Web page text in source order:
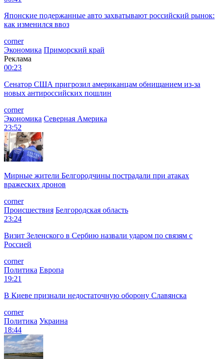
Японские подержанные авто захватывают российский рынок:
как изменился ввоз
corner
Экономика Приморский край
Реклама
00:23
Сенатор США пригрозил американцам обнищанием из-за
новых антироссийских пошлин
corner
Экономика Северная Америка
23:52
Мирные жители Белгородчины пострадали при атаках
вражеских дронов
corner
Происшествия Белгородская область
23:24
Визит Зеленского в Сербию назвали ударом по связям с
Россией
corner
Политика Европа
19:21
В Киеве признали недостаточную оборону Славянска
corner
Политика Украина
18:44